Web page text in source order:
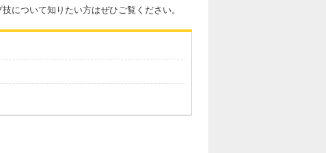
について知りたい方はぜひご覧ください。